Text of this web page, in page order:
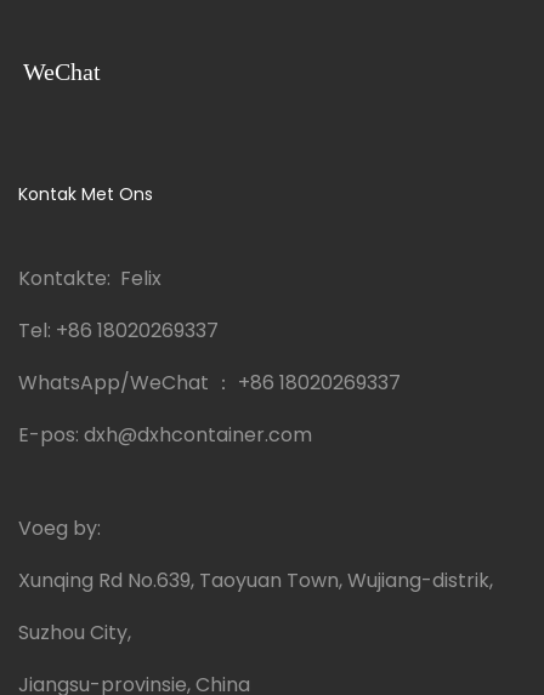
WeChat
Kontak Met Ons
Kontakte: Felix
Tel: +86 18020269337
WhatsApp/WeChat ： +86 18020269337
E-pos: dxh@dxhcontainer.com
Voeg by:
Xunqing Rd No.639, Taoyuan Town, Wujiang-distrik,
Suzhou City,
Jiangsu-provinsie, China